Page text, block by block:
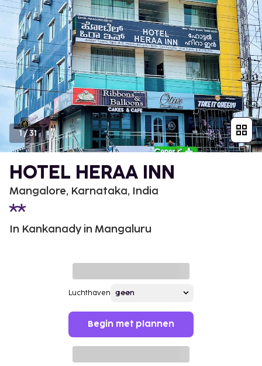
1/31
HOTEL HERAA INN
Mangalore, Karnataka, India
In Kankanady in Mangaluru
Luchthaven
Begin met plannen